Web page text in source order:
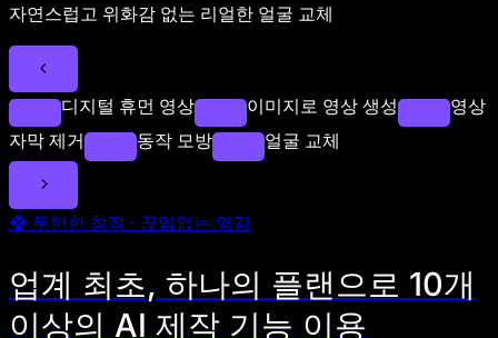
자연스럽고 위화감 없는 리얼한 얼굴 교체
디지털 휴먼 영상 이미지로 영상 생성
영상
자막 제거
동작 모방 얼굴 교체
❖ 무한한 창작 · 끊임없는 영감
업계 최초, 하나의 플랜으로 10개
이상의 AI 제작 기능 이용